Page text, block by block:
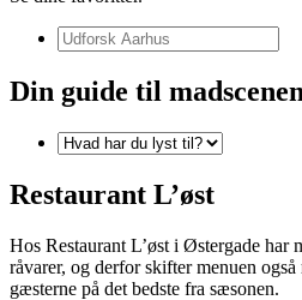
Din guide til
Restaurant L’øst
Hos Restaurant L’øst i Østergade
råvarer, og derfor skifter menuen
gæsterne på det bedste fra sæsonen.